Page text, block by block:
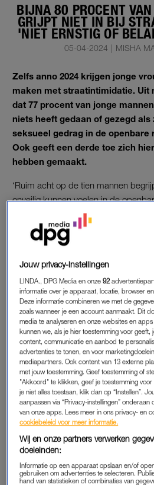
BIJNA 80 PROCENT
GRIJPT NIET IN BIJ
'NIET ERNSTIG OF
05-04-2024 | MISHA
Zelfs anno 2024 krijgen jonge
maken met straatintimidatie. Uit
dat 77 procent van jonge
niets heeft gedaan of gezegd als
seksueel gedrag in de openbare
Ook geeft een derde toe zich
hebben gemaakt.
‘Ruim acht op de tien mannen
onveilig kunnen voelen in de
Plan Nederland en Ipsos in hun
Fluiten, sissen, nastaren of zelfs
vormen vanstraatintimidatiebij
onderzoek van Plan Nederland
mannen dit in het afgelopen jaar
procent was getuige van het
opmerkingen en bij dertien procent
opmerkingen.’
Hoewel de deelnemende jonge
ongewenste seksueel gedrag zagen
meerderheid niet in. ‘Bijna acht op
procent) hebben niets gedaan of
dat ze ongewenst seksueel gedrag
meemaakten. Van de jongen
hebben ingegrepen, zegt het
hebben gedaan, omdat ze de
Jouw privacy-instellingen
LINDA., DPG Media en onze92
informatie over je apparaat, locatie, browser
Deze informatie combineren we met de
zoals wanneer je een account aanmaakt. Dit
media te analyseren en onze websites en
kunnen we, als je hier toestemming voor
content, communicatie en aanbod te
advertenties te tonen, en voor
mediapartners. Ook content van 13 externe
met jouw toestemming. Geef toestemming of
"Akkoord" te klikken, geef je toestemming
je niet alles toestaan, klik dan op “Instellen”.
aanpassen via “Privacy-instellingen” onderaan
van onze apps. Lees meer in ons privacy- en
cookiebeleid voor meer informatie.
Wij en onze partners verwerken
doeleinden:
Informatie op een apparaat opslaan en/of
gebruiken om advertenties te selecteren.
hand van statistieken of combinaties van